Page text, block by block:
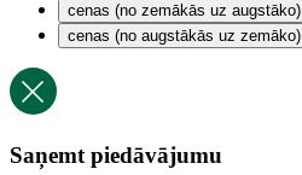
cenas (no zemākās uz augstāko)
cenas (no augstākās uz zemāko)
Saņemt piedāvājumu